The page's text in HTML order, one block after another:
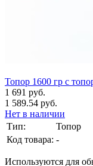
Топор 1600 гр с
1 691 руб.
1 589.54 руб.
Нет в наличии
Тип:
Топор
Код товара: -
Используются для